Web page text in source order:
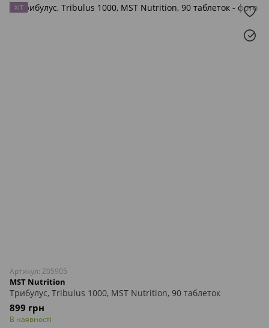
ХІТ
Артикул: Z05905
MST Nutrition
Трибулус, Tribulus 1000, MST Nutrition, 90 таблеток
899 грн
В наявності